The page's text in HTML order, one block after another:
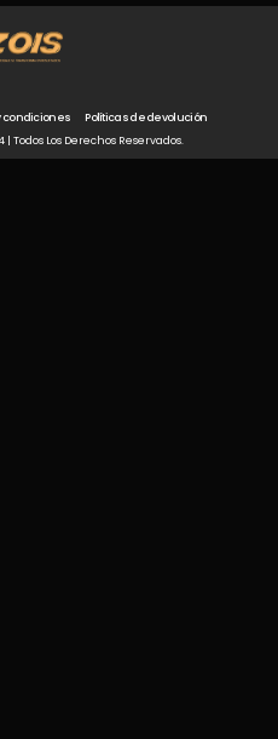
condiciones
Políticas de devolución
Los Derechos Reservados.